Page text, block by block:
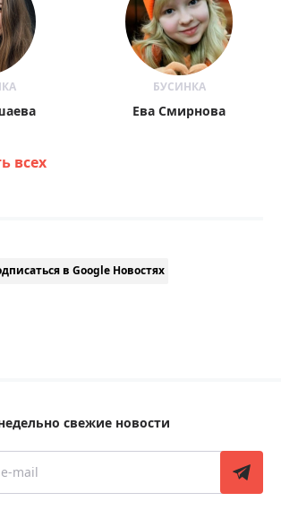
БУСИНКА
Ева Смирнова
всех
в Google Новостях
свежие новости